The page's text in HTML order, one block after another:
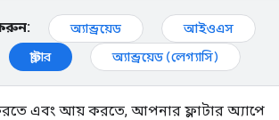
করুন: অ্যান্ড্রয়েড
আইওএস
ফ্লাটার অ্যান্ড্রয়েড (লেগ্যাসি)
করতে এবং আয় করতে, আপনার ফ্লাটার অ্যাপে